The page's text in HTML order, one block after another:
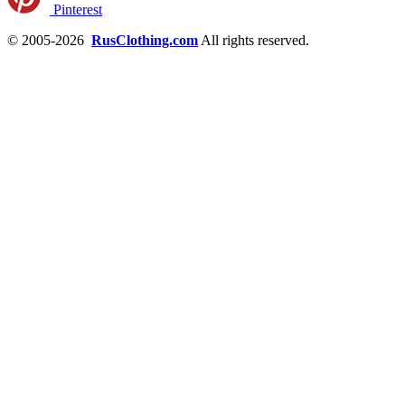
Pinterest
© 2005-2026 RusClothing.com All rights reserved.